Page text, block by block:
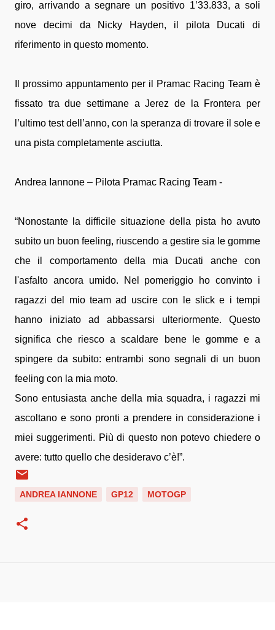
giro, arrivando a segnare un positivo 1’33.833, a soli
nove decimi da Nicky Hayden, il pilota Ducati di
riferimento in questo momento.
Il prossimo appuntamento per il Pramac Racing Team è
fissato tra due settimane a Jerez de la Frontera per
l’ultimo test dell’anno, con la speranza di trovare il sole e
una pista completamente asciutta.
Andrea Iannone – Pilota Pramac Racing Team -
“Nonostante la difficile situazione della pista ho avuto
subito un buon feeling, riuscendo a gestire sia le gomme
che il comportamento della mia Ducati anche con
l'asfalto ancora umido. Nel pomeriggio ho convinto i
ragazzi del mio team ad uscire con le slick e i tempi
hanno iniziato ad abbassarsi ulteriormente. Questo
significa che riesco a scaldare bene le gomme e a
spingere da subito: entrambi sono segnali di un buon
feeling con la mia moto.
Sono entusiasta anche della mia squadra, i ragazzi mi
ascoltano e sono pronti a prendere in considerazione i
miei suggerimenti. Più di questo non potevo chiedere o
avere: tutto quello che desideravo c’è!”.
ANDREA IANNONE GP12 MOTOGP